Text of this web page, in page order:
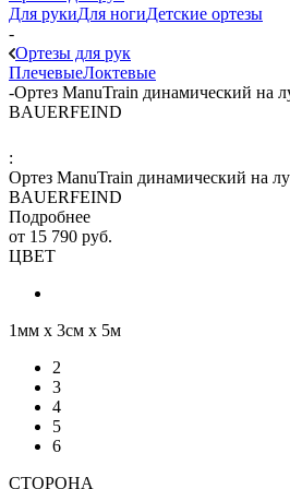
Для рукиДля ногиДетские ортезы
-
Ортезы для рук
ПлечевыеЛоктевые
-Ортез ManuTrain динамический на
BAUERFEIND
:
Ортез ManuTrain динамический на
BAUERFEIND
Подробнее
от 15 790 руб.
ЦВЕТ
1мм х 3см х 5м
2
3
4
5
6
СТОРОНА